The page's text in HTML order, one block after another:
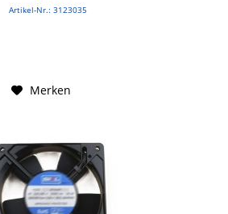
Artikel-Nr.: 3123035
Merken